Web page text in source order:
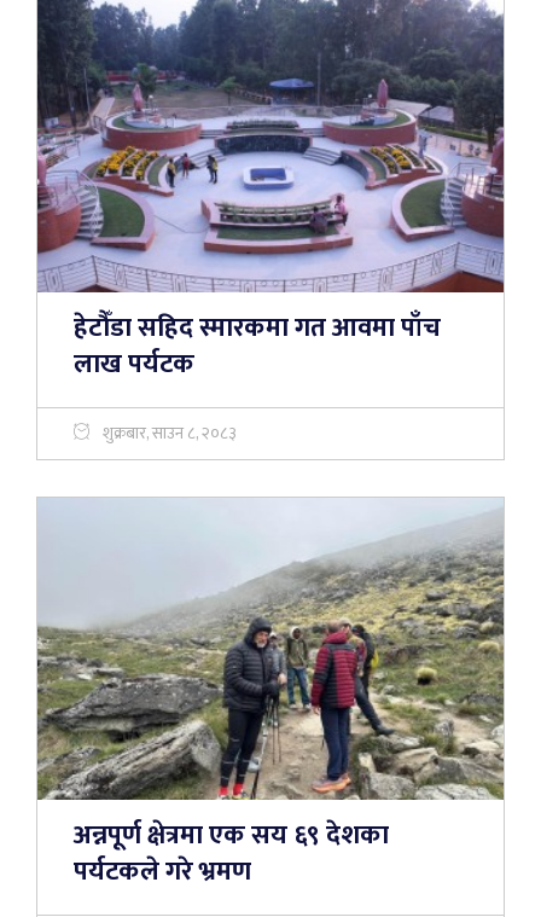
हेटौँडा सहिद स्मारकमा गत आवमा पाँच
लाख पर्यटक
शुक्रबार, साउन ८, २०८३
अन्नपूर्ण क्षेत्रमा एक सय ६९ देशका
पर्यटकले गरे भ्रमण